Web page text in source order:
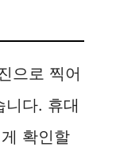
으로 찍어
니다. 휴대
확인할